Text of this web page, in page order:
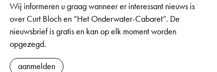
Wij informeren u graag wanneer er interessant nieuws is
over Curt Bloch en “Het Onderwater-Cabaret”. De
nieuwsbrief is gratis en kan op elk moment worden
opgezegd.
aanmelden